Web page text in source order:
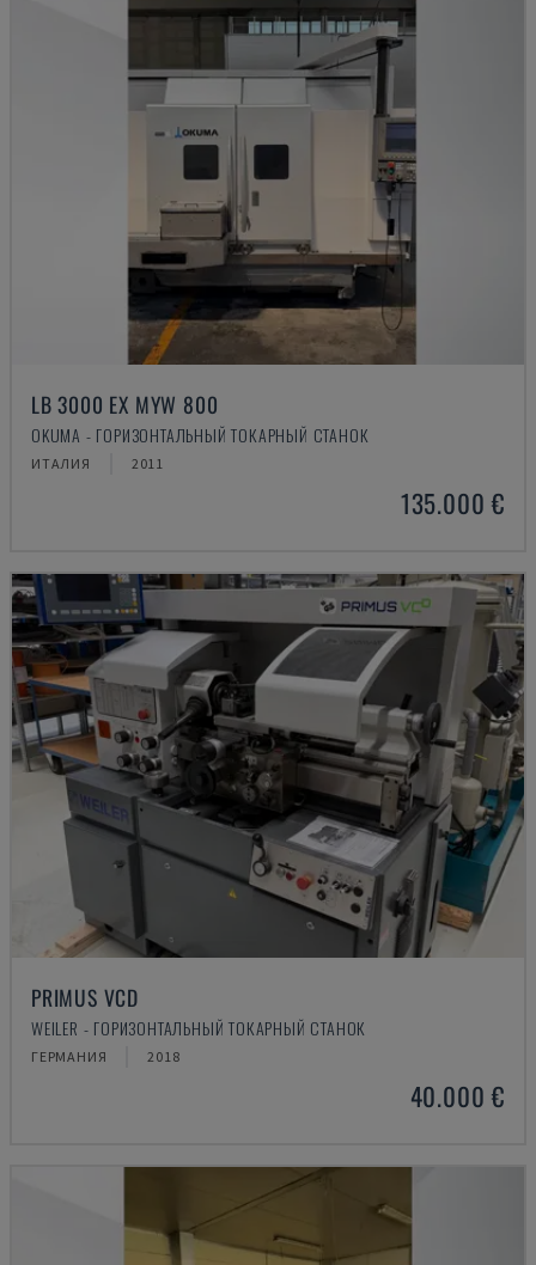
LB 3000 EX MYW 800
OKUMA - ГОРИЗОНТАЛЬНЫЙ ТОКАРНЫЙ СТАНОК
ИТАЛИЯ 2011
135.000 €
PRIMUS VCD
WEILER - ГОРИЗОНТАЛЬНЫЙ ТОКАРНЫЙ СТАНОК
ГЕРМАНИЯ 2018
40.000 €